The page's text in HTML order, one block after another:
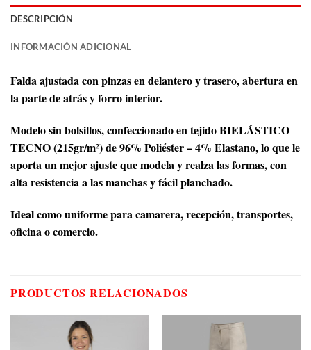
DESCRIPCIÓN
INFORMACIÓN ADICIONAL
Falda ajustada con pinzas en delantero y trasero, abertura en
la parte de atrás y forro interior.
Modelo sin bolsillos, confeccionado en tejido BIELÁSTICO
TECNO (215gr/m²) de 96% Poliéster – 4% Elastano, lo que le
aporta un mejor ajuste que modela y realza las formas, con
alta resistencia a las manchas y fácil planchado.
Ideal como uniforme para camarera, recepción, transportes,
oficina o comercio.
PRODUCTOS RELACIONADOS